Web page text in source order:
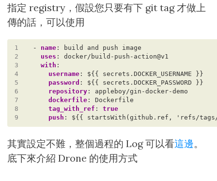
指定 registry，假設您只要有下 git tag 才做上
傳的話，可以使用
1
2
3
4
5
6
7
8
9
- name:
build and push image
uses :
docker/build-push-action@v1
with :
username:
${{ secrets.DOCKER_USERNAME }}
password :
${{ secrets.DOCKER_PASSWORD }}
repository:
appleboy/gin-docker-demo
dockerfile:
Dockerfile
tag_with_ref :
true
push : ${{ startsWith(github.ref, 'refs/
其實設定不難，整個過程的 Log 可以看這邊。
底下來介紹 Drone 的使用方式